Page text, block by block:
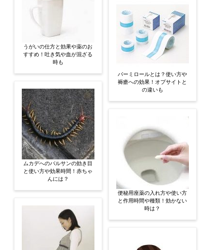
うがいの仕方と効果や薬のお
すすめ！吐き気や血が混ざる
時も
ムカデへのバルサンの効き目
と使い方や効果時間！赤ちゃ
んには？
パーミロールとは？使い方や
褥瘡への効果！オプサイトと
の違いも
便秘用座薬の入れ方や使い方
と作用時間や種類！効かない
時は？